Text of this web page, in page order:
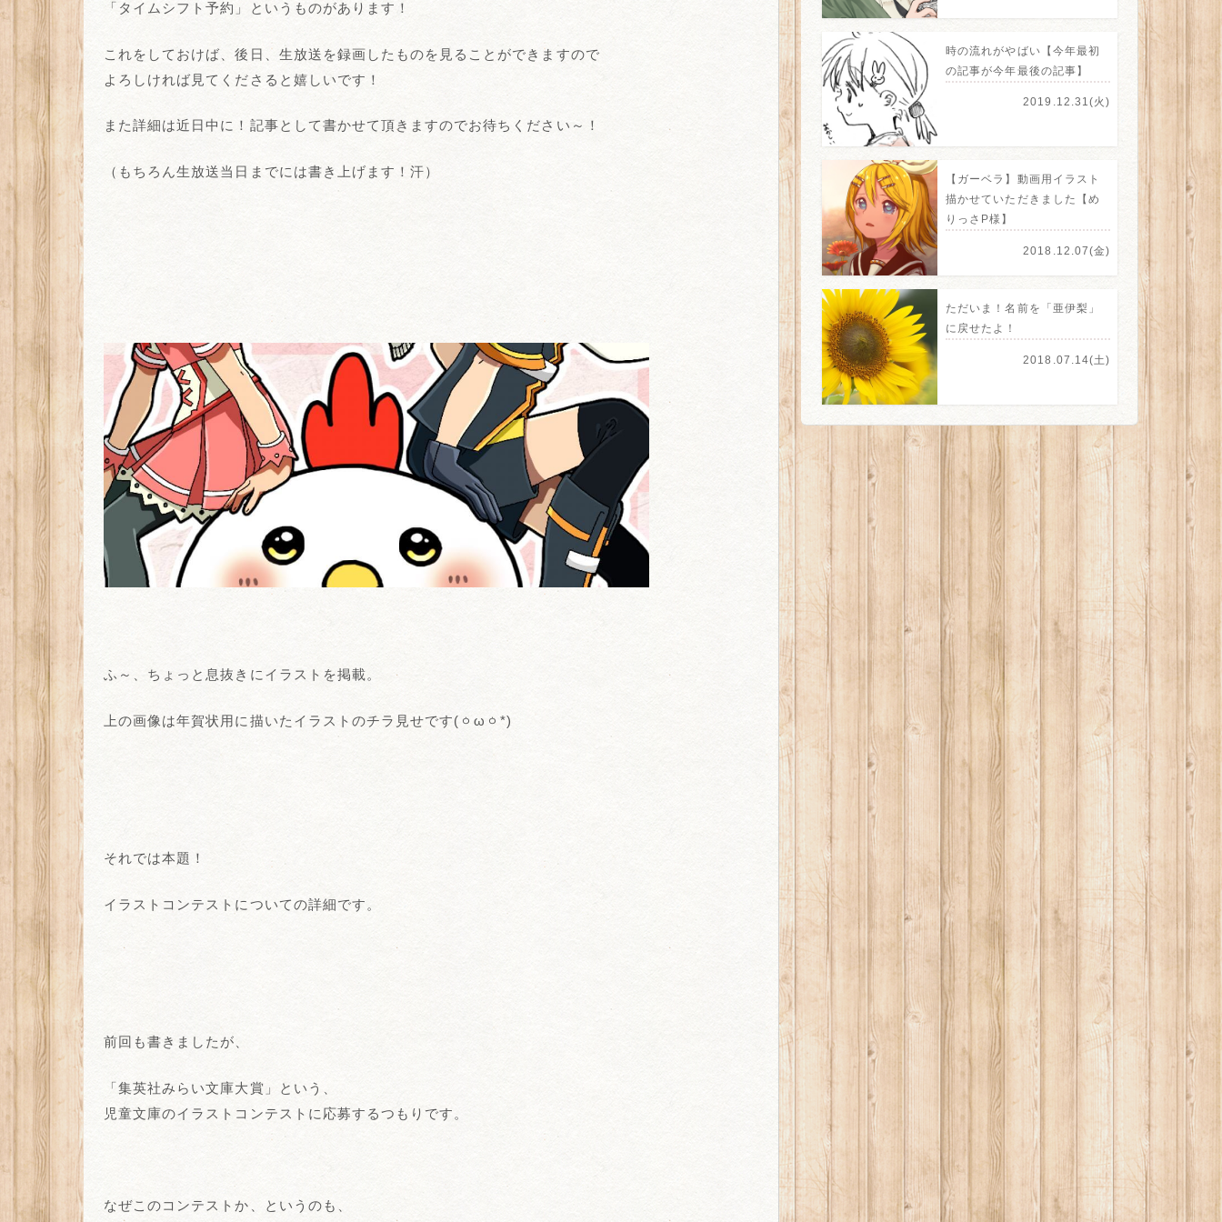
「タイムシフト予約」というものがあります！
これをしておけば、後日、生放送を録画したものを見ることができますので
よろしければ見てくださると嬉しいです！
また詳細は近日中に！記事として書かせて頂きますのでお待ちください～！
（もちろん生放送当日までには書き上げます！汗）
ふ～、ちょっと息抜きにイラストを掲載。
上の画像は年賀状用に描いたイラストのチラ見せです(ㆁωㆁ*)
それでは本題！
イラストコンテストについての詳細です。
前回も書きましたが、
「集英社みらい文庫大賞」という、
児童文庫のイラストコンテストに応募するつもりです。
なぜこのコンテストか、というのも、
時の流れがやばい【今年最初
の記事が今年最後の記事】
2019.12.31(火)
【ガーベラ】動画用イラスト
描かせていただきました【め
りっさP様】
2018.12.07(金)
ただいま！名前を「亜伊梨」
に戻せたよ！
2018.07.14(土)